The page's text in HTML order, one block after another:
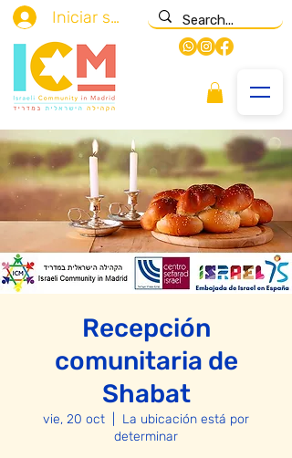
Iniciar sesión
Recepción
comunitaria de
Shabat
vie, 20 oct
La ubicación está por
determinar